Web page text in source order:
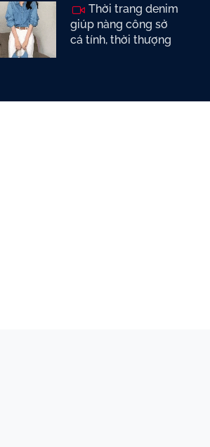
Thời trang denim
giúp nàng công sở
cá tính, thời thượng